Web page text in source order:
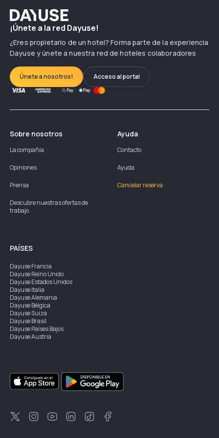
Dayuse
¡Únete a la red Dayuse!
¿Eres propietario de un hotel? Forma parte de la experiencia
Dayuse y únete a nuestra red de hoteles colaboradores
Únete a nosotros! Acceso al portal
Sobre nosotros
La compañía
Opiniones
Prensa
Descubre nuestras ofertas de
trabajo
Ayuda
Contacto
Ayuda
Cancelar reserva
PAÍSES
DayuseFrancia
DayuseReino Unido
DayuseEstados Unidos
DayuseItalia
DayuseAlemania
DayuseBélgica
DayuseSuiza
DayuseBrasil
DayusePaíses Bajos
DayuseAustria
DayuseSingapur
DayuseSuecia
DayuseTailandia
DayuseNueva Zelanda
DayuseTurquía